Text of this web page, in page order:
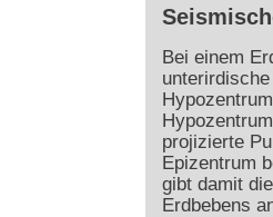
Bei einem
projizierte
Epizentrum
gibt damit
Erdbebens